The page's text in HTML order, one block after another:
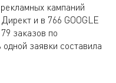
кампаний
и в 766 GOOGLE
заказов по
заявки составила